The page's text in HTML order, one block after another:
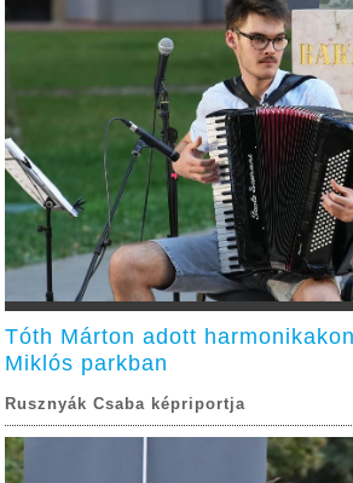
Tóth Márton adott
Miklós parkban
Rusznyák Csaba képriportja